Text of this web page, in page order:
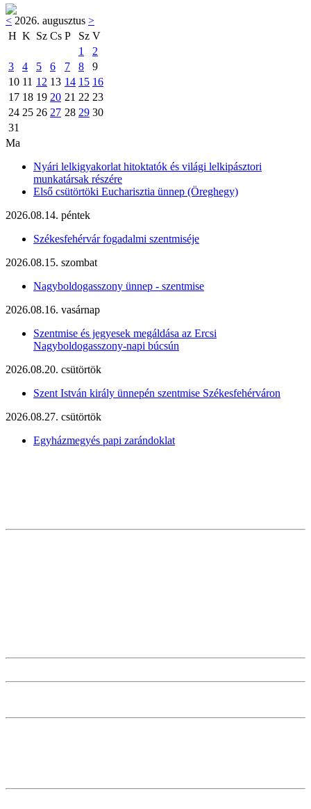
< 2026. augusztus >
H K Sz Cs P Sz V
1
2
3
4 5 6 7 8
9
10 11 12 13 14 15 16
17 18 19 20 21 22 23
24 25 26 27 28 29 30
31
Ma
Nyári lelkigyakorlat hitoktatók és világi lelkipásztori
munkatársak részére
Első csütörtöki Eucharisztia ünnep (Öreghegy)
2026.08.14. péntek
Székesfehérvár fogadalmi szentmiséje
2026.08.15. szombat
Nagyboldogasszony ünnep - szentmise
2026.08.16. vasárnap
Szentmise és jegyesek megáldása az Ercsi
Nagyboldogasszony-napi búcsún
2026.08.20. csütörtök
Szent István király ünnepén szentmise Székesfehérváron
2026.08.27. csütörtök
Egyházmegyés papi zarándoklat